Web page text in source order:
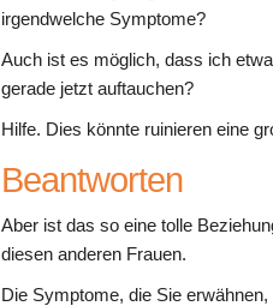
irgendwelche Symptome?
Auch ist es möglich, dass ich
gerade jetzt auftauchen?
Hilfe. Dies könnte ruinieren eine
Beantworten
Aber ist das so eine tolle
diesen anderen Frauen.
Die Symptome, die Sie